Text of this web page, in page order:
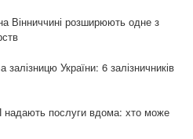
Вінниччині розширюють одне з
залізницю України: 6 залізничників
надають послуги вдома: хто може